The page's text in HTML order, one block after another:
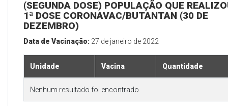
(SEGUNDA DOSE) POPULAÇÃO QUE
1ª DOSE CORONAVAC/BUTANTAN (30 DE
DEZEMBRO)
Data de Vacinação: 27 de janeiro de 2022
Unidade Vacina Quantidade
Nenhum resultado foi encontrado.